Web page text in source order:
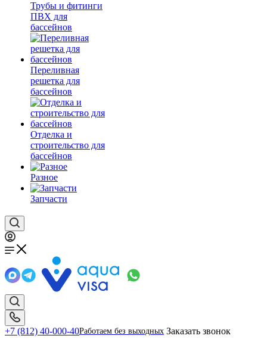
Трубы и фитинги
ПВХ для
бассейнов
Переливная
решетка для
бассейнов
Отделка и
строительство для
бассейнов
Разное
Запчасти
+7 (812) 40-000-40Работаем без выходных Заказать звонок